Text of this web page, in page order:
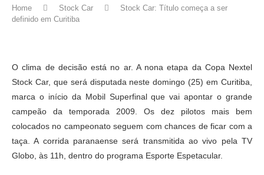
Home Stock Car
Stock Car: Título começa a ser
definido em Curitiba
O clima de decisão está no ar. A nona etapa da Copa Nextel
Stock Car, que será disputada neste domingo (25) em Curitiba,
marca o início da Mobil Superfinal que vai apontar o grande
campeão da temporada 2009. Os dez pilotos mais bem
colocados no campeonato seguem com chances de ficar com a
taça. A corrida paranaense será transmitida ao vivo pela TV
Globo, às 11h, dentro do programa Esporte Espetacular.